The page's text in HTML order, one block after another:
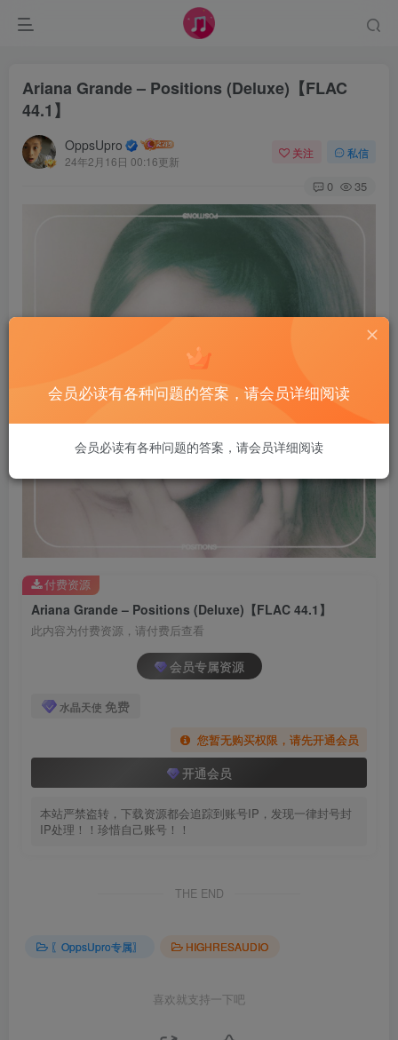
Ariana Grande – Positions (Deluxe)【FLAC
44.1】
OppsUpro
24年2月16日 00:16更新
关注 私信
0 35
Ariana Grande – Positions (Deluxe)【FLAC 44.1】
此内容为付费资源，请付费后查看
会员专属资源
水晶天使 免费
您暂无购买权限，请先开通会员
开通会员
本站严禁盗转，下载资源都会追踪到账号IP，发现一律封号封
IP处理！！珍惜自己账号！！
付费资源
THE END
〖OppsUpro专属〗 HIGHRESAUDIO
喜欢就支持一下吧
会员必读有各种问题的答案，请会员详细阅读
会员必读有各种问题的答案，请会员详细阅读